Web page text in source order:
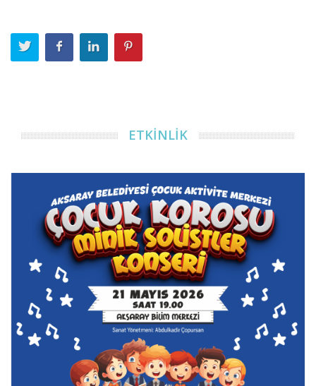
ETKİNLİK